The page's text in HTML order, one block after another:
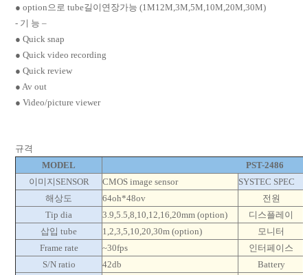
● option으로 tube길이연장가능 (1M12M,3M,5M,10M,20M,30M)
- 기 능 –
● Quick snap
● Quick video recording
● Quick review
● Av out
● Video/picture viewer
규격
MODEL
PST-2486
이미지SENSOR
CMOS image sensor
SYSTEC SPEC
해상도
64oh*48ov 전원
Tip dia
3.9,5.5,8,10,12,16,20mm (option) 디스플레이
삽입 tube
1,2,3,5,10,20,30m (option) 모니터
Frame rate
~30fps 인터페이스
S/N ratio
42db Battery